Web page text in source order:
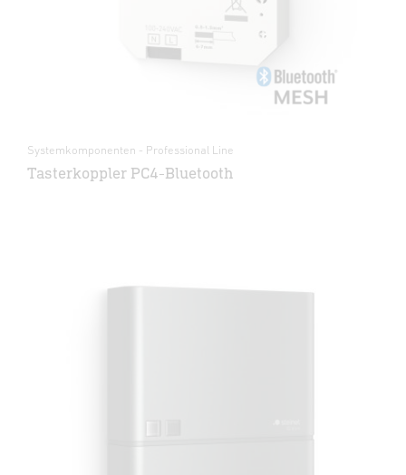
Systemkomponenten - Professional Line
Tasterkoppler PC4-Bluetooth